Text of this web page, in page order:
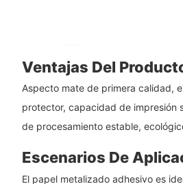
Ventajas Del
Aspecto mate de primera calidad,
protector, capacidad de impresión
de procesamiento estable,
Escenarios De
El papel metalizado adhesivo es